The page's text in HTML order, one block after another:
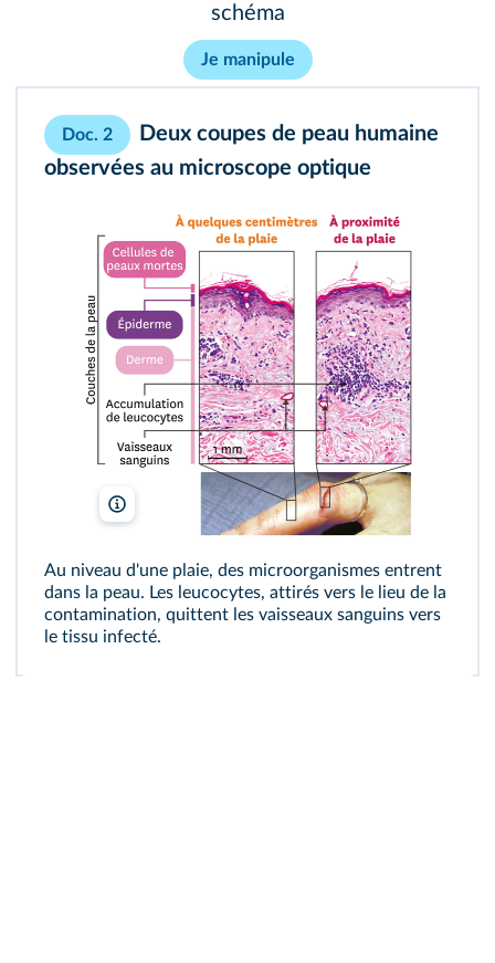
schéma
Je manipule
Doc. 2
Deux coupes de peau humaine
observées au microscope optique
Nephron/Wikimedia, Ericalens/Wikimedia
Au niveau d'une plaie, des microorganismes entrent
dans la peau. Les leucocytes, attirés vers le lieu de la
contamination, quittent les vaisseaux sanguins vers
le tissu infecté.